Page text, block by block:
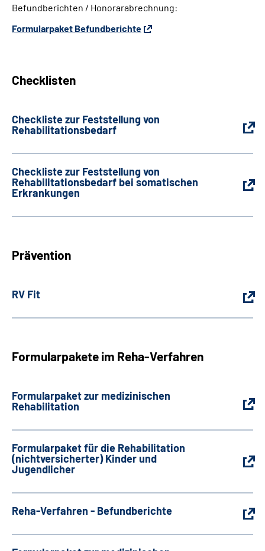
Befundberichten / Honorarabrechnung:
Formularpaket Befundberichte
Checklisten
Checkliste zur Feststellung von
Rehabilitationsbedarf
Checkliste zur Feststellung von
Rehabilitationsbedarf bei somatischen
Erkrankungen
Prävention
RV Fit
Formularpakete im Reha-Verfahren
Formularpaket zur medizinischen
Rehabilitation
Formularpaket für die Rehabilitation
(nichtversicherter) Kinder und
Jugendlicher
Reha-Verfahren - Befundberichte